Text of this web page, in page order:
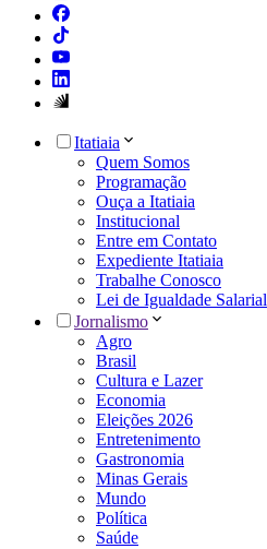
Itatiaia
Quem Somos
Programação
Ouça a Itatiaia
Institucional
Entre em Contato
Expediente Itatiaia
Trabalhe Conosco
Lei de Igualdade Salarial
Jornalismo
Agro
Brasil
Cultura e Lazer
Economia
Eleições 2026
Entretenimento
Gastronomia
Minas Gerais
Mundo
Política
Saúde